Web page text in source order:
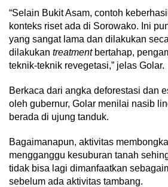
“Selain Bukit Asam, contoh
konteks riset ada di Sorowako. Ini
yang sangat lama dan dilakukan
dilakukan treatmentbertahap,
teknik-teknik revegetasi,” jelas Golar.
Berkaca dari angka deforestasi dan
oleh gubernur, Golar menilai nasib
berada di ujung tanduk.
Bagaimanapun, aktivitas
mengganggu kesuburan tanah
tidak bisa lagi dimanfaatkan
sebelum ada aktivitas tambang.